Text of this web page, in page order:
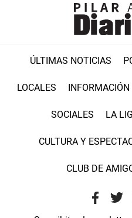
ÚLTIMAS NOTICIAS
LOCALES
SOCIALES LA
CULTURA Y
CLUB DE